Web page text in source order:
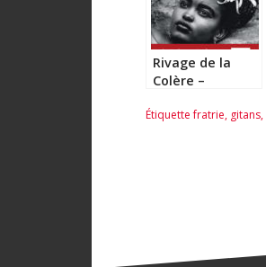
Rivage de la
Colère –
Étiquettefratrie, gitans,